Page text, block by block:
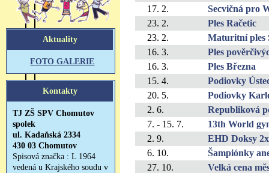
17. 2.
Secvičná pro
23. 2.
Ples Račetic
23. 2.
Maturitní ples
16. 3.
Ples
16. 3.
Ples Března
15. 4.
Podiovky
20. 5.
Podiovky
2. 6.
Republiková
7. - 15. 7.
13th World
2. 9.
EHD Doksy 2x
6. 10.
Šampiónky
27. 10.
Velká cena